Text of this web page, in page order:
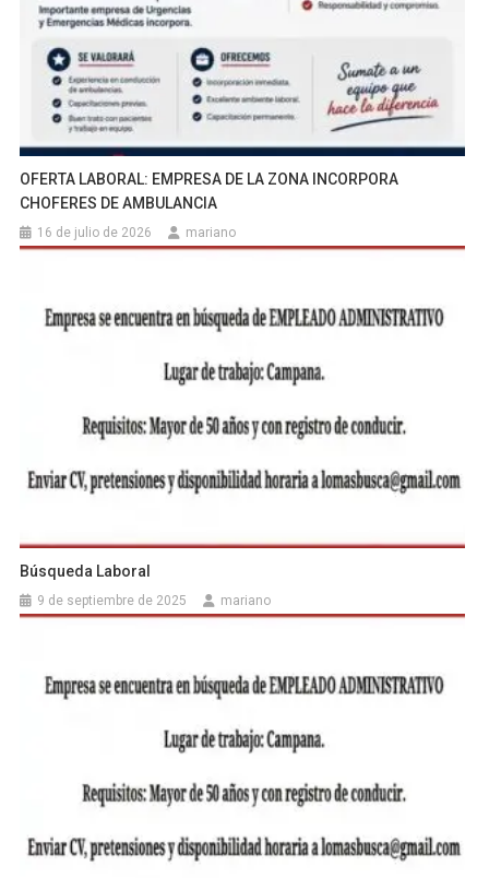
OFERTA LABORAL: EMPRESA DE LA ZONA INCORPORA
CHOFERES DE AMBULANCIA
16 de julio de 2026 mariano
Búsqueda Laboral
9 de septiembre de 2025 mariano